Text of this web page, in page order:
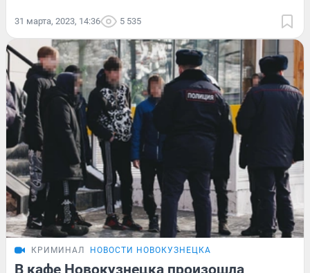
31 марта, 2023, 14:36 5 535
КРИМИНАЛ НОВОСТИ НОВОКУЗНЕЦКА
В кафе Новокузнецка произошла